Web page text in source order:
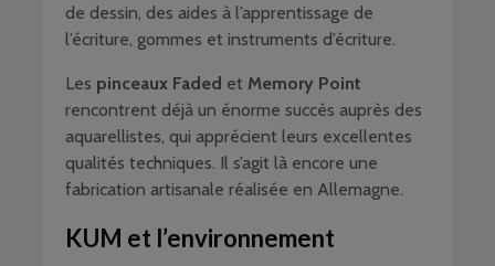
de dessin, des aides à l’apprentissage de
l’écriture, gommes et instruments d’écriture.
Les pinceaux Faded et Memory Point
rencontrent déjà un énorme succès auprès des
aquarellistes, qui apprécient leurs excellentes
qualités techniques. Il s’agit là encore une
fabrication artisanale réalisée en Allemagne.
KUM et l’environnement